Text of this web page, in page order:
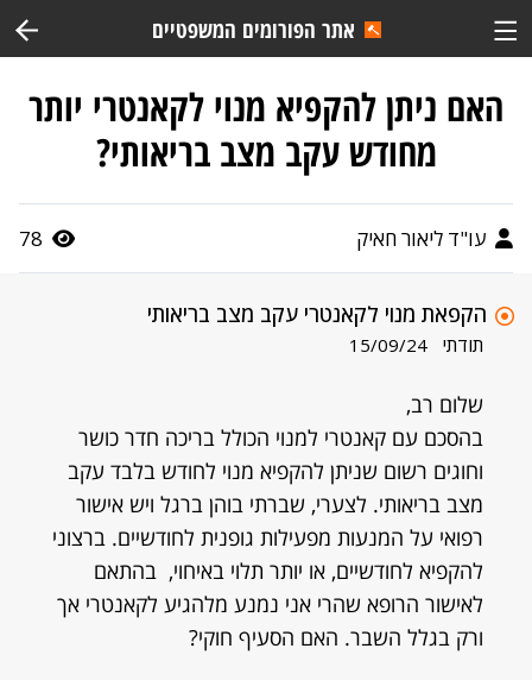
אתר הפורומים המשפטיים
האם ניתן להקפיא מנוי לקאנטרי יותר
מחודש עקב מצב בריאותי?
עו"ד ליאור חאיק 78
הקפאת מנוי לקאנטרי עקב מצב בריאותי
תודתי 15/09/24
שלום רב,
בהסכם עם קאנטרי למנוי הכולל בריכה חדר כושר
וחוגים רשום שניתן להקפיא מנוי לחודש בלבד עקב
מצב בריאותי. לצערי, שברתי בוהן ברגל ויש אישור
רפואי על המנעות מפעילות גופנית לחודשיים. ברצוני
להקפיא לחודשיים, או יותר תלוי באיחוי, בהתאם
לאישור הרופא שהרי אני נמנע מלהגיע לקאנטרי אך
ורק בגלל השבר. האם הסעיף חוקי?